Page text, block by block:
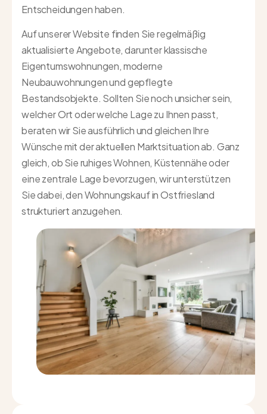
Entscheidungen haben.
Auf unserer Website finden Sie regelmäßig
aktualisierte Angebote, darunter klassische
Eigentumswohnungen, moderne
Neubauwohnungen und gepflegte
Bestandsobjekte. Sollten Sie noch unsicher sein,
welcher Ort oder welche Lage zu Ihnen passt,
beraten wir Sie ausführlich und gleichen Ihre
Wünsche mit der aktuellen Marktsituation ab. Ganz
gleich, ob Sie ruhiges Wohnen, Küstennähe oder
eine zentrale Lage bevorzugen, wir unterstützen
Sie dabei, den Wohnungskauf in Ostfriesland
strukturiert anzugehen.